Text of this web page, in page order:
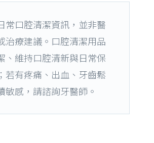
常口腔清潔資訊，並非醫
治療建議。口腔清潔用品
、維持口腔清新與日常保
若有疼痛、出血、牙齒鬆
敏感，請諮詢牙醫師。